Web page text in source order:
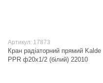
Артикул: 17873
Кран радіаторний прямий Kalde
PPR ф20x1/2 (білий) 22010